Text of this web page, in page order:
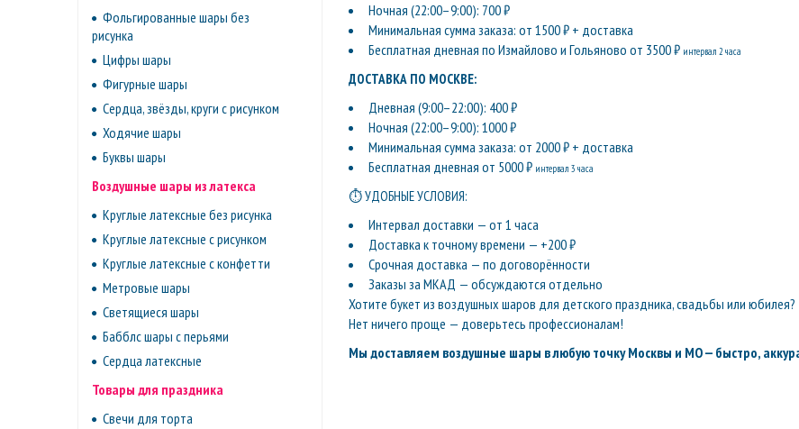
Фольгированные шары без
рисунка
Цифры шары
Фигурные шары
Сердца, звёзды, круги с рисунком
Ходячие шары
Буквы шары
Воздушные шары из латекса
Круглые латексные без рисунка
Круглые латексные с рисунком
Круглые латексные с конфетти
Метровые шары
Светящиеся шары
Бабблс шары с перьями
Сердца латексные
Товары для праздника
Свечи для торта
Ночная (22:00–9:00): 700 ₽
Минимальная сумма заказа: от 1500 ₽ + доставка
Бесплатная дневная по Измайлово и Гольяново от 3500 ₽ интервал 2 часа
ДОСТАВКА ПО МОСКВЕ:
Дневная (9:00–22:00): 400 ₽
Ночная (22:00–9:00): 1000 ₽
Минимальная сумма заказа: от 2000 ₽ + доставка
Бесплатная дневная от 5000 ₽ интервал 3 часа
⏱ УДОБНЫЕ УСЛОВИЯ:
Интервал доставки — от 1 часа
Доставка к точному времени — +200 ₽
Срочная доставка — по договорённости
Заказы за МКАД — обсуждаются отдельно
Хотите букет из воздушных шаров для детского праздника, свадьбы или юбилея?
Нет ничего проще — доверьтесь профессионалам!
Мы доставляем воздушные шары в любую точку Москвы и МО — быстро,